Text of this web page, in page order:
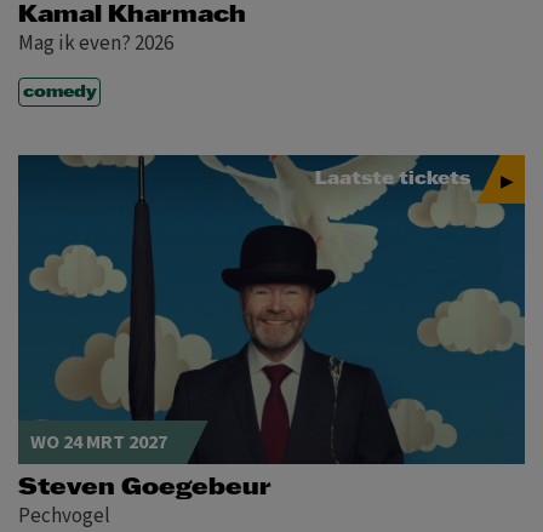
Kamal Kharmach
Mag ik even? 2026
comedy
Laatste tickets
WO 24 MRT 2027
Steven Goegebeur
Pechvogel